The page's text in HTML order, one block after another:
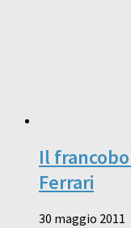
Il
Ferrari
30 maggio 2011